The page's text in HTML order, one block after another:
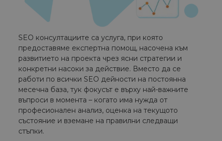
SEO консултациите са услуга, при която
предоставяме експертна помощ, насочена към
развитието на проекта чрез ясни стратегии и
конкретни насоки за действие. Вместо да се
работи по всички SEO дейности на постоянна
месечна база, тук фокусът е върху най-важните
въпроси в момента – когато има нужда от
професионален анализ, оценка на текущото
състояние и вземане на правилни следващи
стъпки.